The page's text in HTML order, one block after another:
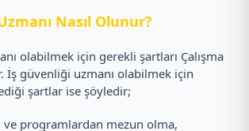
Nasıl Olunur?
olabilmek için gerekli şartları Çalışma
İş güvenliği uzmanı olabilmek için
şartlar ise şöyledir;
programlardan mezun olma,